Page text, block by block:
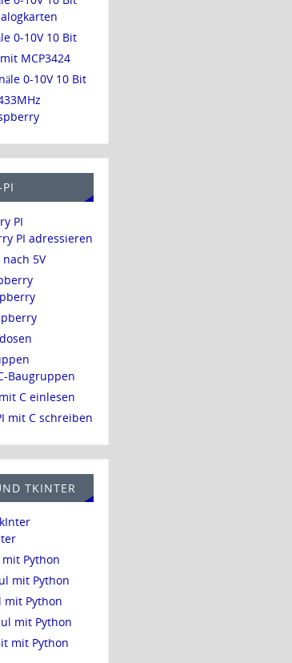
0-10V 10 Bit
MCP3424
0-10V 10 Bit
PI
PI adressieren
nach 5V
Baugruppen
C einlesen
mit C schreiben
TKINTER
Python
mit Python
mit Python
mit Python
mit Python